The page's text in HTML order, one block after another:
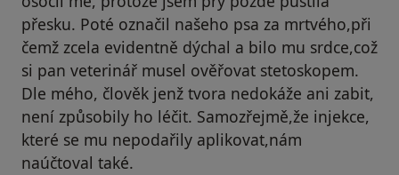
přesku. Poté označil našeho psa za mrtvého,při
čemž zcela evidentně dýchal a bilo mu srdce,což
si pan veterinář musel ověřovat stetoskopem.
Dle mého, člověk jenž tvora nedokáže ani zabit,
není způsobily ho léčit. Samozřejmě,že injekce,
které se mu nepodařily aplikovat,nám
naúčtoval také.